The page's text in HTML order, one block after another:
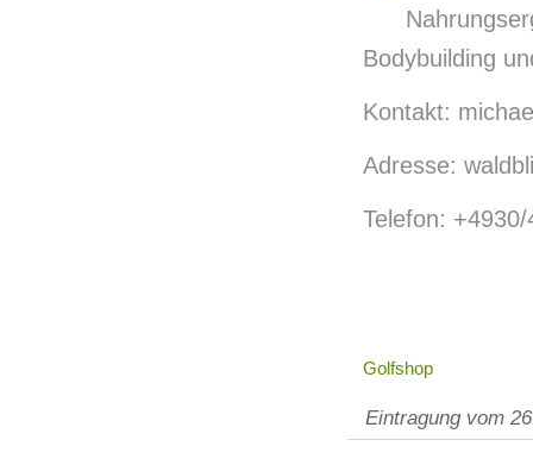
Bodybuilding
Kontakt:
Adresse:
Telefon:
Golfshop
Eintragung vom